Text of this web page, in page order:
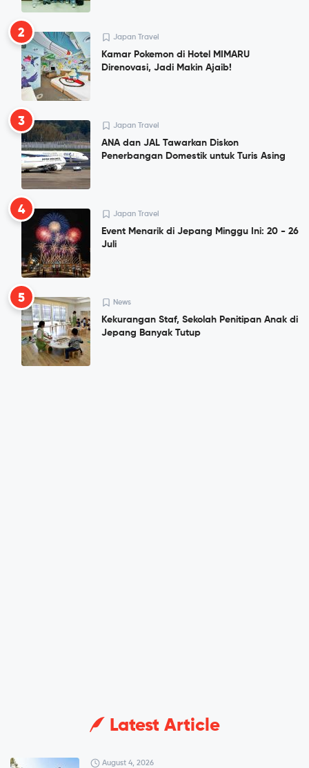
2 Japan Travel
Kamar Pokemon di Hotel MIMARU
Direnovasi, Jadi Makin Ajaib!
3 Japan Travel
ANA dan JAL Tawarkan Diskon
Penerbangan Domestik untuk Turis Asing
4 Japan Travel
Event Menarik di Jepang Minggu Ini: 20 - 26
Juli
5 News
Kekurangan Staf, Sekolah Penitipan Anak di
Jepang Banyak Tutup
Latest Article
August 4, 2026